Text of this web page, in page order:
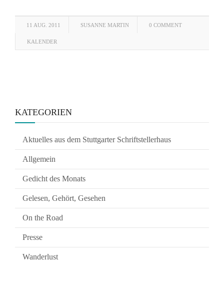
11 AUG. 2011 SUSANNE MARTIN 0 COMMENT
KALENDER
KATEGORIEN
Aktuelles aus dem Stuttgarter Schriftstellerhaus
Allgemein
Gedicht des Monats
Gelesen, Gehört, Gesehen
On the Road
Presse
Wanderlust